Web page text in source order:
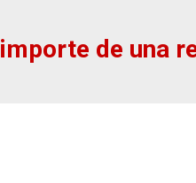
de una